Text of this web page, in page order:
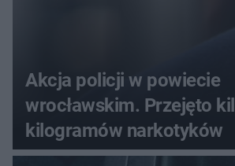
Akcja policji w powiecie
wrocławskim. Przejęto
kilogramów narkotyków